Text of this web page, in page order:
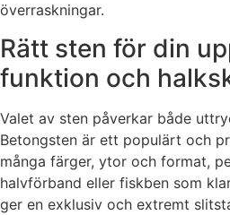
överraskningar.
Rätt sten för din
funktion och
Valet av sten påverkar både
Betongsten är ett populärt och
många färger, ytor och format,
halvförband eller fiskben som
ger en exklusiv och extremt